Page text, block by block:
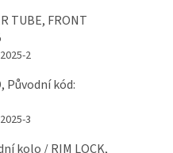
TUBE, FRONT
2
Původní kód:
3
kolo / RIM LOCK,